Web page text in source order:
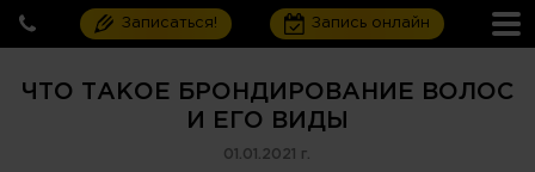
Записаться! Запись онлайн
ЧТО ТАКОЕ БРОНДИРОВАНИЕ ВОЛОС
И ЕГО ВИДЫ
01.01.2021 г.